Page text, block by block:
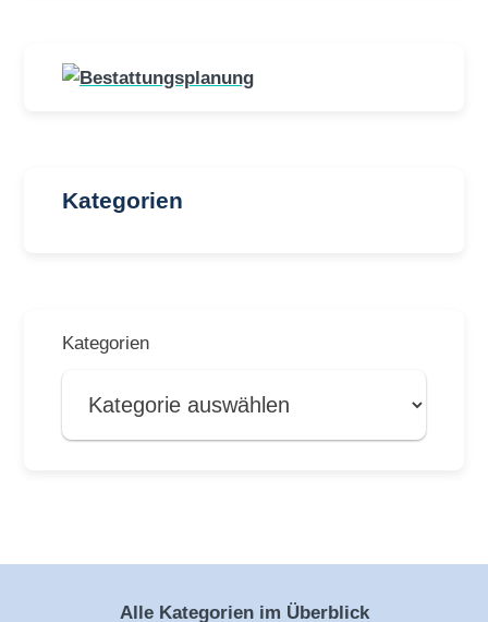
Kategorien
Kategorien
Alle Kategorien im Überblick